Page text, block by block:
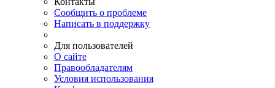
Сообщить о проблеме
Написать в поддержку
Для пользователей
О сайте
Правообладателям
Условия использования